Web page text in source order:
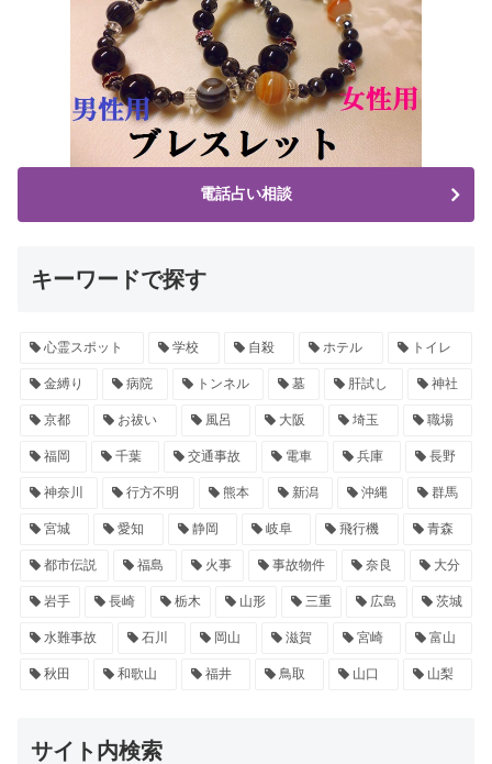
電話占い相談
キーワードで探す
心霊スポット 学校 自殺 ホテル トイレ
金縛り 病院 トンネル 墓 肝試し 神社
京都 お祓い 風呂 大阪 埼玉 職場
福岡 千葉 交通事故 電車 兵庫 長野
神奈川 行方不明 熊本 新潟 沖縄 群馬
宮城 愛知 静岡 岐阜 飛行機 青森
都市伝説 福島 火事 事故物件 奈良 大分
岩手 長崎 栃木 山形 三重 広島 茨城
水難事故 石川 岡山 滋賀 宮崎 富山
秋田 和歌山 福井 鳥取 山口 山梨
サイト内検索